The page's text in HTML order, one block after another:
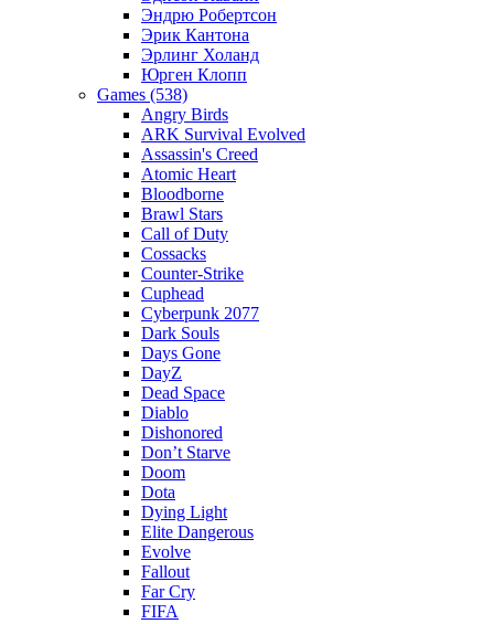
Эндрю Робертсон
Эрик Кантона
Эрлинг Холанд
Юрген Клопп
Games (538)
Angry Birds
ARK Survival Evolved
Assassin's Creed
Atomic Heart
Bloodborne
Brawl Stars
Call of Duty
Cossacks
Counter-Strike
Cuphead
Cyberpunk 2077
Dark Souls
Days Gone
DayZ
Dead Space
Diablo
Dishonored
Don’t Starve
Doom
Dota
Dying Light
Elite Dangerous
Evolve
Fallout
Far Cry
FIFA